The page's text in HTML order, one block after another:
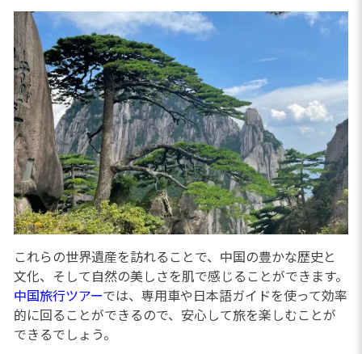
これらの世界遺産を訪れることで、中国の豊かな歴史と
文化、そして自然の美しさを肌で感じることができます。
中国旅行ツアーでは、専用車や日本語ガイドを使って効率
的に回ることができるので、安心して旅を楽しむことが
できるでしょう。